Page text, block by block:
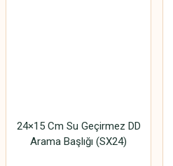
24×15 Cm Su Geçirmez DD
Arama Başlığı (SX24)